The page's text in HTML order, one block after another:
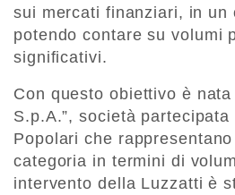
sui mercati finanziari, in un
potendo contare su volumi
significativi.
Con questo obiettivo è
S.p.A.”, società
Popolari che
categoria in termini di
intervento della Luzzatti è